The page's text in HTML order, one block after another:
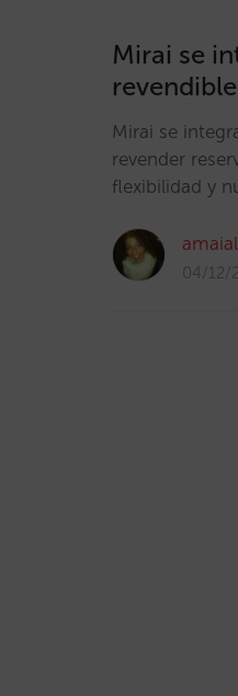
Mirai se
Mirai se
revender
flexibilidad y
04/12/